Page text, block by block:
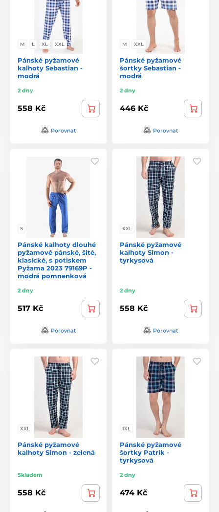
M L XL XXL
Pánské pyžamové
kalhoty Sebastian -
modrá
2 dny
558 Kč
Porovnat
M XXL
Pánské pyžamové
šortky Sebastian -
modrá
2 dny
446 Kč
Porovnat
S
Pánské kalhoty dlouhé
pyžamové pánské, šité,
klasické, s potiskem
Pyžama 2023 79169P -
modrá pomnenková
2 dny
517 Kč
Porovnat
XXL
Pánské pyžamové
kalhoty Simon -
tyrkysová
2 dny
558 Kč
Porovnat
XXL
Pánské pyžamové
kalhoty Simon - zelená
Skladem
558 Kč
1XL
Pánské pyžamové
šortky Patrik -
tyrkysová
2 dny
474 Kč